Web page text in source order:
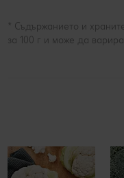
* Съдържанието и
за 100 г и може да